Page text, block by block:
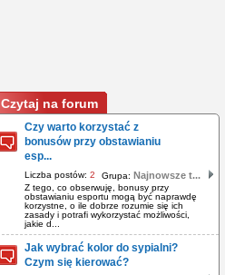
Czytaj na forum
Czy warto korzystać z
bonusów przy obstawianiu
esp...
Liczba postów: 2 Grupa: Najnowsze t...
Z tego, co obserwuję, bonusy przy
obstawianiu esportu mogą być naprawdę
korzystne, o ile dobrze rozumie się ich
zasady i potrafi wykorzystać możliwości,
jakie d...
Jak wybrać kolor do sypialni?
Czym się kierować?